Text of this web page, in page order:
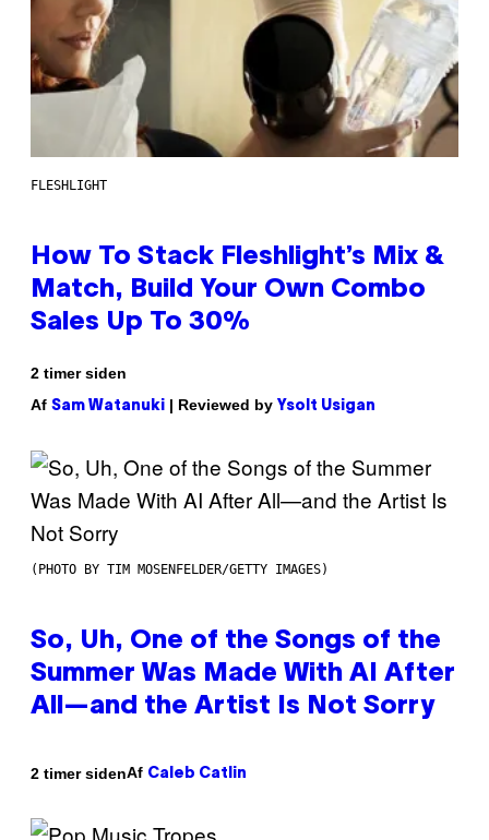
FLESHLIGHT
How To Stack Fleshlight’s Mix &
Match, Build Your Own Combo
Sales Up To 30%
2 timer siden
Af Sam Watanuki | Reviewed by Ysolt Usigan
(PHOTO BY TIM MOSENFELDER/GETTY IMAGES)
So, Uh, One of the Songs of the
Summer Was Made With AI After
All—and the Artist Is Not Sorry
2 timer sidenAf Caleb Catlin